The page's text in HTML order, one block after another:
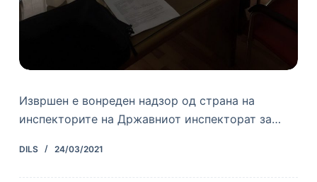
Извршен е вонреден надзор од страна на
инспекторите на Државниот инспекторат за…
DILS 24/03/2021